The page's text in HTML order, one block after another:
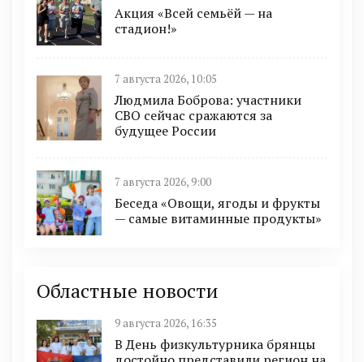
Акция «Всей семьёй — на
стадион!»
7 августа 2026, 10:05
Людмила Боброва: участники
СВО сейчас сражаются за
будущее России
7 августа 2026, 9:00
Беседа «Овощи, ягоды и фрукты
— самые витаминные продукты»
Областные новости
9 августа 2026, 16:35
В День физкультурника брянцы